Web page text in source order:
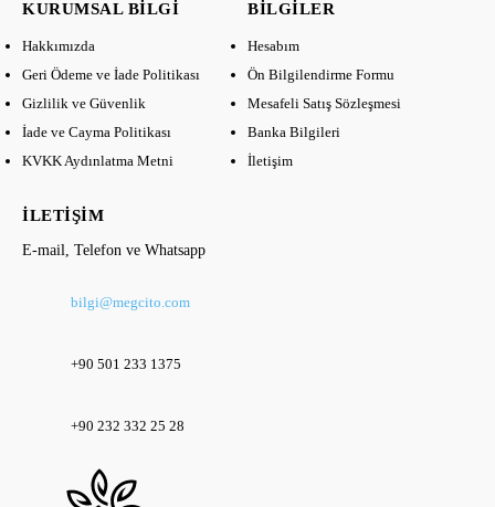
KURUMSAL BILGI
Hakkımızda
Geri Ödeme ve İade Politikası
Gizlilik ve Güvenlik
İade ve Cayma Politikası
KVKK Aydınlatma Metni
BILGILER
Hesabım
Ön Bilgilendirme Formu
Mesafeli Satış Sözleşmesi
Banka Bilgileri
İletişim
İLETIŞIM
E-mail, Telefon ve Whatsapp
bilgi@megcito.com
+90 501 233 1375
+90 232 332 25 28